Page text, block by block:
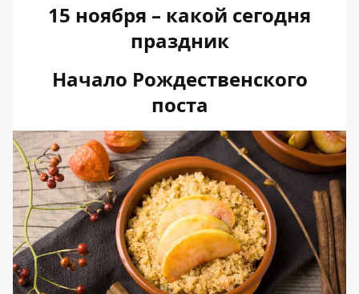
15 ноября – какой сегодня
праздник
Начало Рождественского
поста